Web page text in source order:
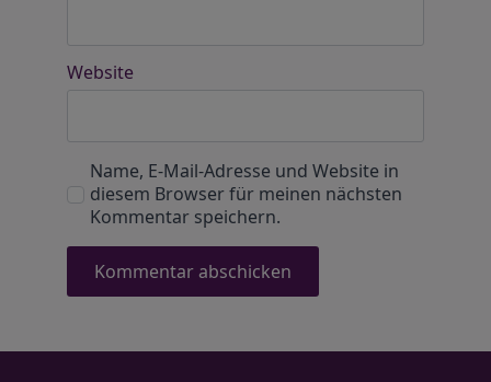
Website
Name, E-Mail-Adresse und Website in
diesem Browser für meinen nächsten
Kommentar speichern.